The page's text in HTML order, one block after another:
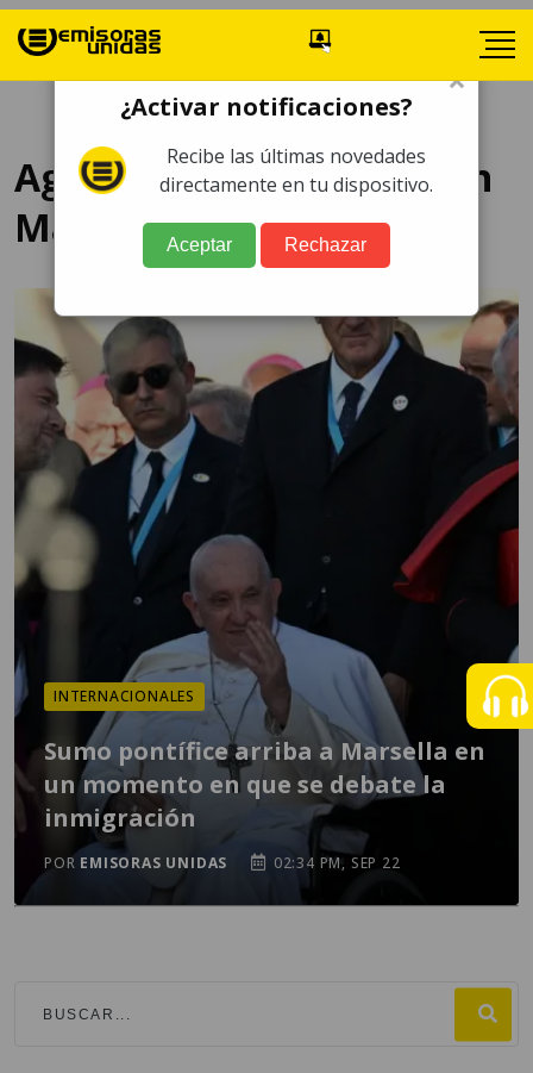
Agenda Papa Francisco en
Marsella
INTERNACIONALES
Sumo pontífice arriba a Marsella en
un momento en que se debate la
inmigración
POR EMISORAS UNIDAS 02:34 PM, SEP 22
×
¿Activar notificaciones?
Recibe las últimas novedades
directamente en tu dispositivo.
Aceptar Rechazar